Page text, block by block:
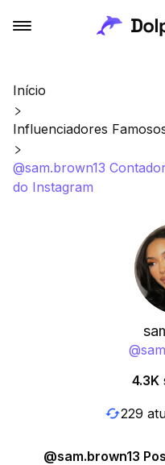
Início
Influenciadores
@sam.brown13
do Instagram
@
4.3K
229
@sam.brown13